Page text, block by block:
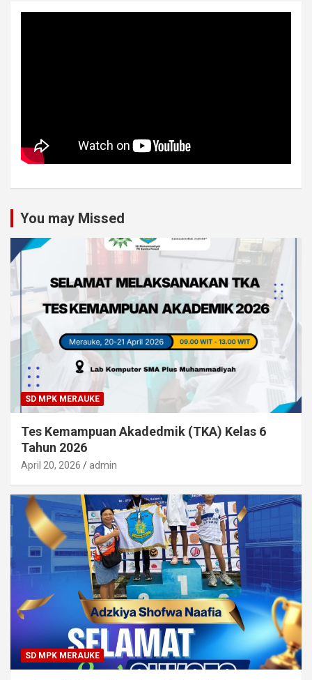
You may Missed
SD MPK MERAUKE
Tes Kemampuan Akadedmik (TKA) Kelas 6
Tahun 2026
April 20, 2026 admin
SD MPK MERAUKE